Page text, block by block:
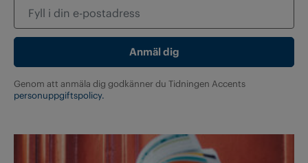
Genom att anmäla dig godkänner du Tidningen Accents
personuppgiftspolicy.